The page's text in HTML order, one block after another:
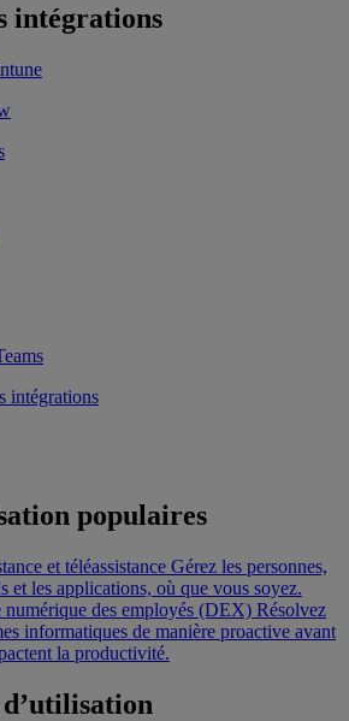
intégrations
intégrations
populaires
et téléassistance Gérez les personnes,
et les applications, où que vous soyez.
numérique des employés (DEX) Résolvez
informatiques de manière proactive avant
la productivité.